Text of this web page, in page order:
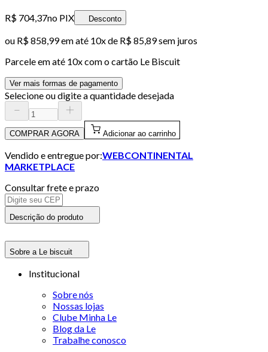
R$ 704,37no PIX Desconto
ou R$ 858,99em até 10x de R$ 85,89 sem juros
Parcele em até 10x com o cartão Le Biscuit
Ver mais formas de pagamento
Selecione ou digite a quantidade desejada
COMPRAR AGORA Adicionar ao carrinho
Vendido e entregue por:WEBCONTINENTAL
MARKETPLACE
Consultar frete e prazo
Descrição do produto
Sobre a Le biscuit
Institucional
Sobre nós
Nossas lojas
Clube Minha Le
Blog da Le
Trabalhe conosco